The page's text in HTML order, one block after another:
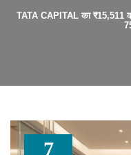
TATA CAPITAL का ₹15,511
7